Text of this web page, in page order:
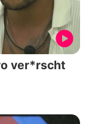
ver*rscht